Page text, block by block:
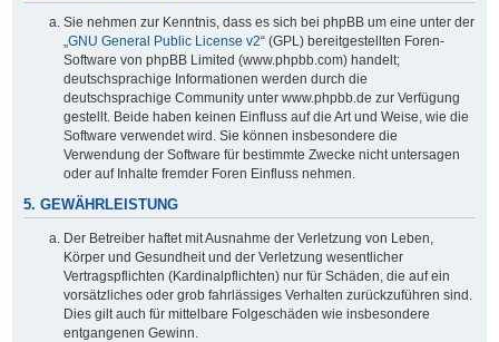
Sie nehmen zur Kenntnis, dass es sich bei phpBB um eine unter der
„GNU General Public License v2“ (GPL) bereitgestellten Foren-
Software von phpBB Limited (www.phpbb.com) handelt;
deutschsprachige Informationen werden durch die
deutschsprachige Community unter www.phpbb.de zur Verfügung
gestellt. Beide haben keinen Einfluss auf die Art und Weise, wie die
Software verwendet wird. Sie können insbesondere die
Verwendung der Software für bestimmte Zwecke nicht untersagen
oder auf Inhalte fremder Foren Einfluss nehmen.
5. GEWÄHRLEISTUNG
Der Betreiber haftet mit Ausnahme der Verletzung von Leben,
Körper und Gesundheit und der Verletzung wesentlicher
Vertragspflichten (Kardinalpflichten) nur für Schäden, die auf ein
vorsätzliches oder grob fahrlässiges Verhalten zurückzuführen sind.
Dies gilt auch für mittelbare Folgeschäden wie insbesondere
entgangenen Gewinn.